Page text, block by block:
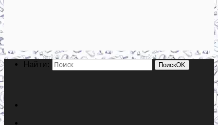
Найти: ПоискOK